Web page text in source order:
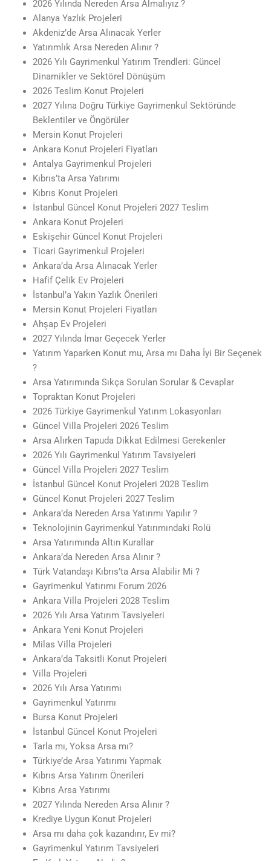
2026 Yılında Nereden Arsa Almalıyız ?
Alanya Yazlık Projeleri
Akdeniz’de Arsa Alınacak Yerler
Yatırımlık Arsa Nereden Alınır ?
2026 Yılı Gayrimenkul Yatırım Trendleri: Güncel
Dinamikler ve Sektörel Dönüşüm
2026 Teslim Konut Projeleri
2027 Yılına Doğru Türkiye Gayrimenkul Sektöründe
Beklentiler ve Öngörüler
Mersin Konut Projeleri
Ankara Konut Projeleri Fiyatları
Antalya Gayrimenkul Projeleri
Kıbrıs’ta Arsa Yatırımı
Kıbrıs Konut Projeleri
İstanbul Güncel Konut Projeleri 2027 Teslim
Ankara Konut Projeleri
Eskişehir Güncel Konut Projeleri
Ticari Gayrimenkul Projeleri
Ankara’da Arsa Alınacak Yerler
Hafif Çelik Ev Projeleri
İstanbul’a Yakın Yazlık Önerileri
Mersin Konut Projeleri Fiyatları
Ahşap Ev Projeleri
2027 Yılında İmar Geçecek Yerler
Yatırım Yaparken Konut mu, Arsa mı Daha İyi Bir Seçenek
?
Arsa Yatırımında Sıkça Sorulan Sorular & Cevaplar
Topraktan Konut Projeleri
2026 Türkiye Gayrimenkul Yatırım Lokasyonları
Güncel Villa Projeleri 2026 Teslim
Arsa Alırken Tapuda Dikkat Edilmesi Gerekenler
2026 Yılı Gayrimenkul Yatırım Tavsiyeleri
Güncel Villa Projeleri 2027 Teslim
İstanbul Güncel Konut Projeleri 2028 Teslim
Güncel Konut Projeleri 2027 Teslim
Ankara’da Nereden Arsa Yatırımı Yapılır ?
Teknolojinin Gayrimenkul Yatırımındaki Rolü
Arsa Yatırımında Altın Kurallar
Ankara’da Nereden Arsa Alınır ?
Türk Vatandaşı Kıbrıs’ta Arsa Alabilir Mi ?
Gayrimenkul Yatırımı Forum 2026
Ankara Villa Projeleri 2028 Teslim
2026 Yılı Arsa Yatırım Tavsiyeleri
Ankara Yeni Konut Projeleri
Milas Villa Projeleri
Ankara’da Taksitli Konut Projeleri
Villa Projeleri
2026 Yılı Arsa Yatırımı
Gayrimenkul Yatırımı
Bursa Konut Projeleri
İstanbul Güncel Konut Projeleri
Tarla mı, Yoksa Arsa mı?
Türkiye’de Arsa Yatırımı Yapmak
Kıbrıs Arsa Yatırım Önerileri
Kıbrıs Arsa Yatırımı
2027 Yılında Nereden Arsa Alınır ?
Krediye Uygun Konut Projeleri
Arsa mı daha çok kazandırır, Ev mi?
Gayrimenkul Yatırım Tavsiyeleri